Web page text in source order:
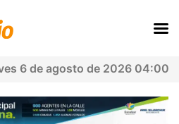
6 de agosto de 2026 04:00